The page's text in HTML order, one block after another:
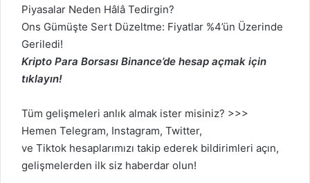
Piyasalar Neden Hâlâ Tedirgin?
Ons Gümüşte Sert Düzeltme: Fiyatlar %4’ün Üzerinde
Geriledi!
Kripto Para Borsası Binance’de hesap açmak için
tıklayın!
Tüm gelişmeleri anlık almak ister misiniz? >>>
Hemen Telegram, Instagram, Twitter,
ve Tiktok hesaplarımızı takip ederek bildirimleri açın,
gelişmelerden ilk siz haberdar olun!